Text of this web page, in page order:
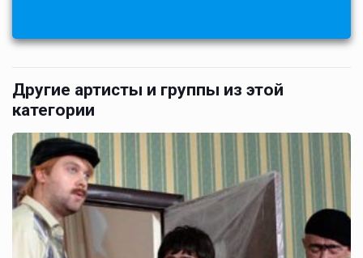
Другие артисты и группы из этой
категории